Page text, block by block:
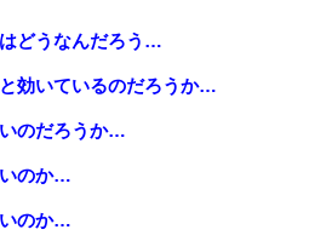
どうなんだろう…
効いているのだろうか…
のだろうか…
いのか…
いのか…